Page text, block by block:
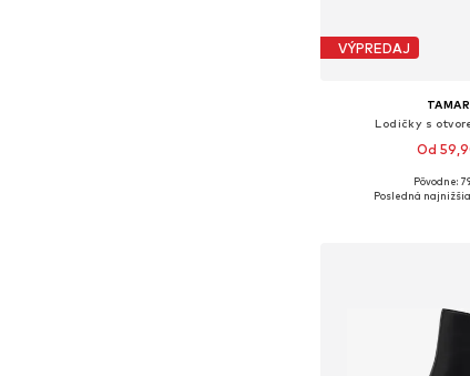
VÝPREDAJ
Lodičky s
Od
Dostupné veľkosti: 36,
Pôvodne:
Posledná